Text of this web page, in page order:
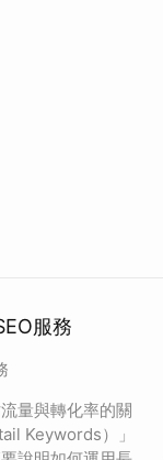
服務
量與轉化率的關
Keywords）」